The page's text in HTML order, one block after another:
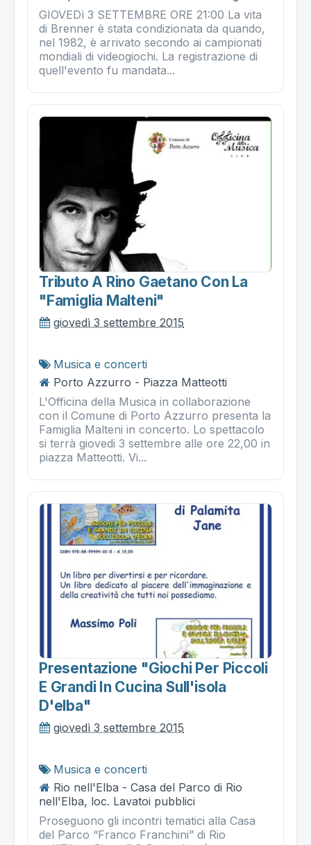
GIOVEDì 3 SETTEMBRE ORE 21:00 La vita
di Brenner è stata condizionata da quando,
nel 1982, è arrivato secondo ai campionati
mondiali di videogiochi. La registrazione di
quell'evento fu mandata...
Tributo A Rino Gaetano Con La
"famiglia Malteni"
giovedì 3 settembre 2015
Musica e concerti
Porto Azzurro - Piazza Matteotti
L'Officina della Musica in collaborazione
con il Comune di Porto Azzurro presenta la
Famiglia Malteni in concerto. Lo spettacolo
si terrà giovedi 3 settembre alle ore 22,00 in
piazza Matteotti. Vi...
Presentazione "giochi Per Piccoli
E Grandi In Cucina Sull'isola
D'elba"
giovedì 3 settembre 2015
Musica e concerti
Rio nell'Elba - Casa del Parco di Rio
nell'Elba, loc. Lavatoi pubblici
Proseguono gli incontri tematici alla Casa
del Parco “Franco Franchini” di Rio